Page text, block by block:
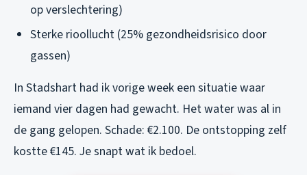
op verslechtering)
Sterke rioollucht (25% gezondheidsrisico door
gassen)
In Stadshart had ik vorige week een situatie waar
iemand vier dagen had gewacht. Het water was al in
de gang gelopen. Schade: €2.100. De ontstopping zelf
kostte €145. Je snapt wat ik bedoel.